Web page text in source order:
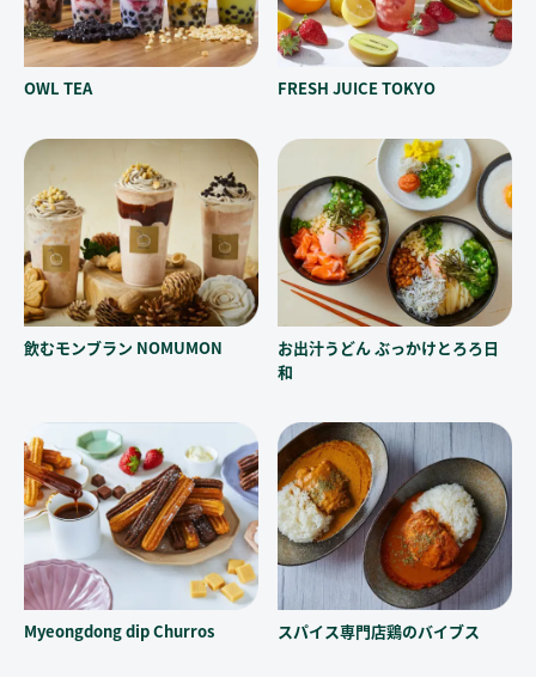
OWL TEA FRESH JUICE TOKYO
飲むモンブラン NOMUMON
お出汁うどん ぶっかけとろろ日
和
Myeongdong dip Churros スパイス専門店鶏のバイブス